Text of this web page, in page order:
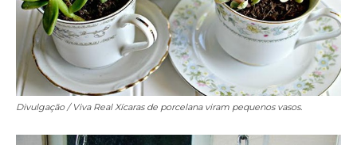
Divulgação / Viva RealXícaras de porcelana viram pequenos vasos.